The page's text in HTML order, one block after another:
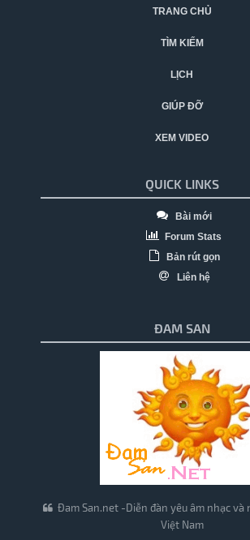
TRANG CHỦ
TÌM KIẾM
LỊCH
GIÚP ĐỠ
XEM VIDEO
QUICK LINKS
Bài mới
Forum Stats
Bản rút gọn
Liên hệ
ĐAM SAN
Đam San.net -Diễn đàn yêu âm nhạc và
Việt Nam